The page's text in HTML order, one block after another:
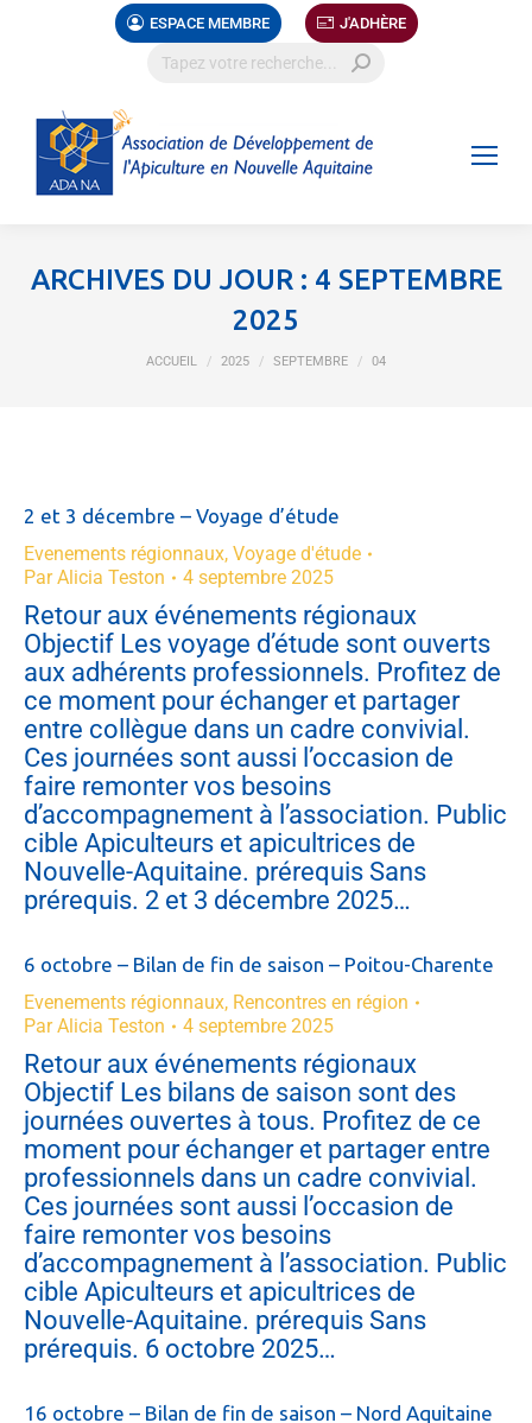
ESPACE MEMBRE J'ADHÈRE
ARCHIVES DU JOUR : 4 SEPTEMBRE
2025
Vous êtes ici :
ACCUEIL 2025 SEPTEMBRE 04
2 et 3 décembre – Voyage d’étude
Evenements régionnaux, Voyage d'étude
ParAlicia Teston 4 septembre 2025
Retour aux événements régionaux
Objectif Les voyage d’étude sont ouverts
aux adhérents professionnels. Profitez de
ce moment pour échanger et partager
entre collègue dans un cadre convivial.
Ces journées sont aussi l’occasion de
faire remonter vos besoins
d’accompagnement à l’association. Public
cible Apiculteurs et apicultrices de
Nouvelle-Aquitaine. prérequis Sans
prérequis. 2 et 3 décembre 2025…
6 octobre – Bilan de fin de saison – Poitou-Charente
Evenements régionnaux, Rencontres en région
ParAlicia Teston 4 septembre 2025
Retour aux événements régionaux
Objectif Les bilans de saison sont des
journées ouvertes à tous. Profitez de ce
moment pour échanger et partager entre
professionnels dans un cadre convivial.
Ces journées sont aussi l’occasion de
faire remonter vos besoins
d’accompagnement à l’association. Public
cible Apiculteurs et apicultrices de
Nouvelle-Aquitaine. prérequis Sans
prérequis. 6 octobre 2025…
16 octobre – Bilan de fin de saison – Nord Aquitaine